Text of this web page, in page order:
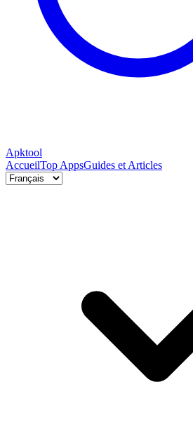
Apktool
AccueilTop AppsGuides et Articles